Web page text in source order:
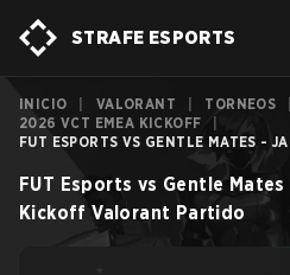
STRAFE ESPORTS
INICIO VALORANT TORNEOS
2026 VCT EMEA KICKOFF
FUT ESPORTS VS GENTLE MATES -
FUT Esports vs Gentle Mates
Kickoff Valorant Partido